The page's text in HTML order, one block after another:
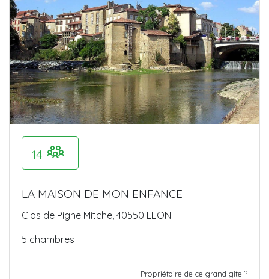
14
LA MAISON DE MON ENFANCE
Clos de Pigne Mitche, 40550 LEON
5 chambres
Propriétaire de ce grand gîte ?